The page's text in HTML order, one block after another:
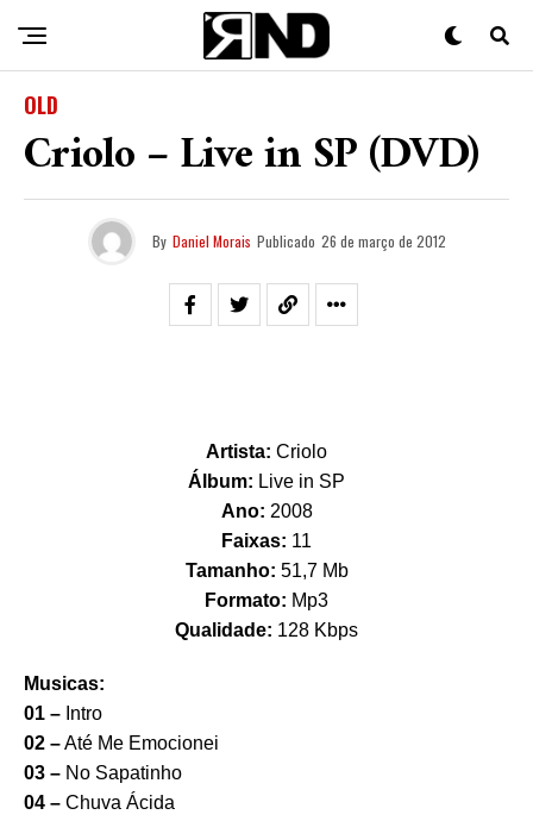
OLD
Criolo – Live in SP (DVD)
By Daniel Morais Publicado 26 de março de 2012
Artista: Criolo
Álbum: Live in SP
Ano: 2008
Faixas: 11
Tamanho: 51,7 Mb
Formato: Mp3
Qualidade: 128 Kbps
Musicas:
01 – Intro
02 –Até Me Emocionei
03 – No Sapatinho
04 – Chuva Ácida